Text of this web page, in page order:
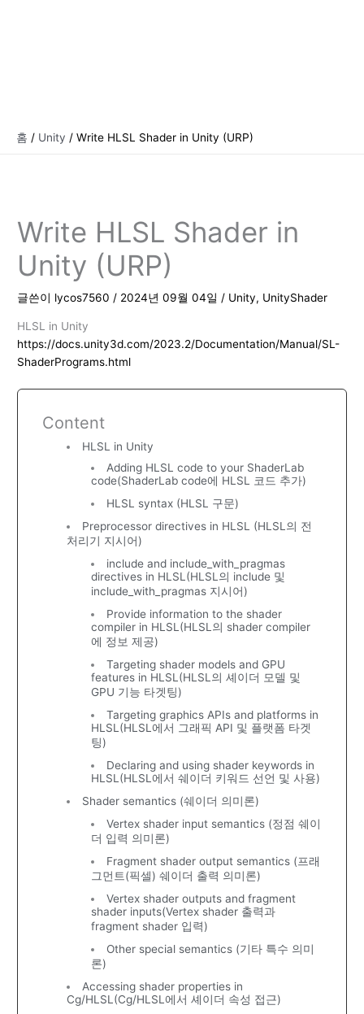
홈 Unity Write HLSL Shader in Unity (URP)
Write HLSL Shader in
Unity (URP)
글쓴이 lycos7560/ 2024년 09월 04일/ Unity, UnityShader
HLSL in Unity
https://docs.unity3d.com/2023.2/Documentation/Manual/SL-
ShaderPrograms.html
Content
HLSL in Unity
Adding HLSL code to your ShaderLab
code(ShaderLab code에 HLSL 코드 추가)
HLSL syntax (HLSL 구문)
Preprocessor directives in HLSL (HLSL의 전
처리기 지시어)
include and include_with_pragmas
directives in HLSL(HLSL의 include 및
include_with_pragmas 지시어)
Provide information to the shader
compiler in HLSL(HLSL의 shader compiler
에 정보 제공)
Targeting shader models and GPU
features in HLSL(HLSL의 셰이더 모델 및
GPU 기능 타겟팅)
Targeting graphics APIs and platforms in
HLSL(HLSL에서 그래픽 API 및 플랫폼 타겟
팅)
Declaring and using shader keywords in
HLSL(HLSL에서 쉐이더 키워드 선언 및 사용)
Shader semantics (쉐이더 의미론)
Vertex shader input semantics (정점 쉐이
더 입력 의미론)
Fragment shader output semantics (프래
그먼트(픽셀) 쉐이더 출력 의미론)
Vertex shader outputs and fragment
shader inputs(Vertex shader 출력과
fragment shader 입력)
Other special semantics (기타 특수 의미
론)
Accessing shader properties in
Cg/HLSL(Cg/HLSL에서 셰이더 속성 접근)